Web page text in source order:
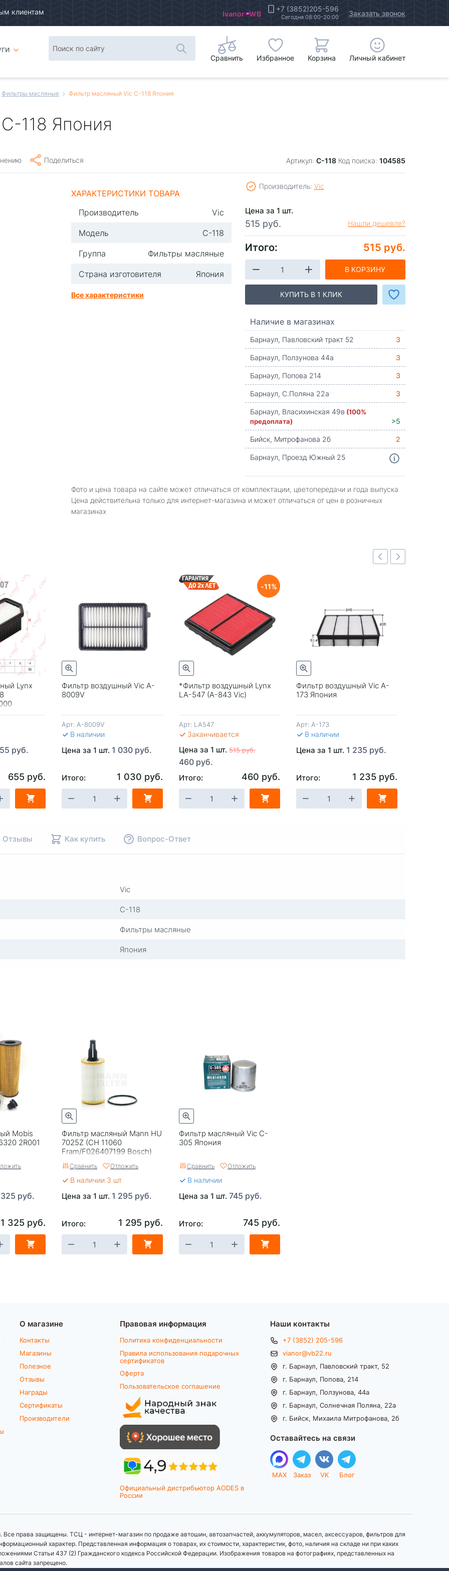
клиентам Ivanor WB +7 (3852)205-596
Сегодня 08:00-20:00 Заказать звонок
Сравнить Избранное Корзина Личный кабинет
Фильтры масляные Фильтр масляный Vic C-118 Япония
118 Япония
Поделиться Артикул: C-118 Код поиска: 104585
ХАРАКТЕРИСТИКИ ТОВАРА
Производитель
Vic
Модель
C-118
Группа
Фильтры масляные
Страна изготовителя
Япония
Все характеристики
Производитель: Vic
Цена за 1 шт.
515 руб. Нашли дешевле?
Итого: 515 руб.
В КОРЗИНУ
КУПИТЬ В 1 КЛИК
Наличие в магазинах
Барнаул, Павловский тракт 52
3
Барнаул, Ползунова 44а
3
Барнаул, Попова 214
3
Барнаул, С.Поляна 22а
3
Барнаул, Власихинская 49в (100%
предоплата)
>5
Бийск, Митрофанова 2б
2
Барнаул, Проезд Южный 25
Фото и цена товара на сайте может отличаться от комплектации, цветопередачи и года выпуска
Цена действительна только для интернет-магазина и может отличаться от цен в розничных
магазинах
Lynx
руб.
655 руб.
Фильтр воздушный Vic A-
8009V
Арт: A-8009V
В наличии
Цена за 1 шт. 1 030 руб.
Итого: 1 030 руб.
*Фильтр воздушный Lynx
LA-547 (A-843 Vic)
11
Арт: LA547
Заканчивается
Цена за 1 шт. 515 руб.
460 руб.
Итого: 460 руб.
Фильтр воздушный Vic A-
173 Япония
Арт: A-173
В наличии
Цена за 1 шт. 1 235 руб.
Итого: 1 235 руб.
просмотр
- + В КОРЗИНУ - + В КОРЗИНУ - + В КОРЗИНУ -
Отзывы Как купить Вопрос-Ответ
Vic
C-118
Фильтры масляные
Япония
Mobis
2R001
325 руб.
1 325 руб.
Фильтр масляный Mann HU
7025Z (CH 11060
Fram/F026407199 Bosch)
Сравнить Отложить
В наличии 3 шт
Цена за 1 шт. 1 295 руб.
Итого: 1 295 руб.
Фильтр масляный Vic C-
305 Япония
Сравнить Отложить
В наличии
Цена за 1 шт. 745 руб.
Итого: 745 руб.
О магазине
Контакты
Магазины
Полезное
Отзывы
Награды
Сертификаты
Производители
Правовая информация
Политика конфиденциальности
Правила использования подарочных
сертификатов
Оферта
Пользовательское соглашение
Официальный дистрибьютор AODES в
России
Наши контакты
+7 (3852) 205-596
vianor@vb22.ru
г. Барнаул, Павловский тракт, 52
г. Барнаул, Попова, 214
г. Барнаул, Ползунова, 44а
г. Барнаул, Солнечная Поляна, 22а
г. Бийск, Михаила Митрофанова, 2б
Оставайтесь на связи
MAX Заказ VK Блог
права защищены. ТСЦ - интернет-магазин по продаже автошин, автозапчастей, аккумуляторов, масел, аксессуаров, фильтров для
характер. Представленная информация о товарах, их стоимости, характеристик, фото, наличия на складе ни при каких
Статьи 437 (2) Гражданского кодекса Российской Федерации. Изображения товаров на фотографиях, представленных на
сайта запрещено.